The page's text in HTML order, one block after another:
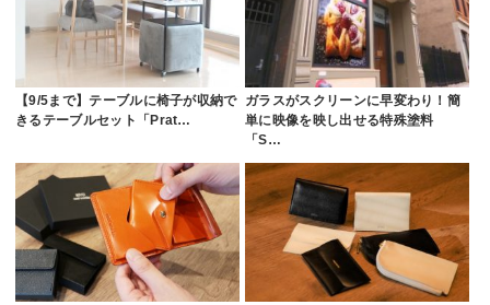
【9/5まで】テーブルに椅子が収納で
きるテーブルセット「Prat…
ガラスがスクリーンに早変わり！簡
単に映像を映し出せる特殊塗料
「S…